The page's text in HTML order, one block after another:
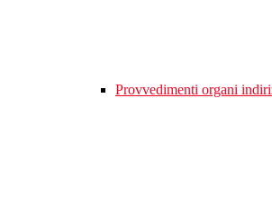
Provvedimenti organi